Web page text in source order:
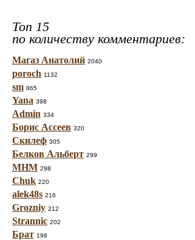
Топ 15
по количеству комментариев:
Магаз Анатолий 2040
poroch 1132
sm 865
Yana 398
Admin 334
Борис Ассеев 320
Скилеф 305
Белков Альберт 299
МНМ 298
Chuk 220
alek48s 216
Grozniy 212
Strannic 202
Брат 198